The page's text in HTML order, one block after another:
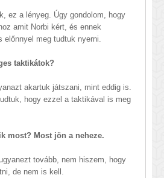
ez a lényeg. Úgy gondolom, hogy
amit Norbi kért, és ennek
előnnyel meg tudtuk nyerni.
taktikátok?
akartuk játszani, mint eddig is.
hogy ezzel a taktikával is meg
most? Most jön a neheze.
tovább, nem hiszem, hogy
de nem is kell.